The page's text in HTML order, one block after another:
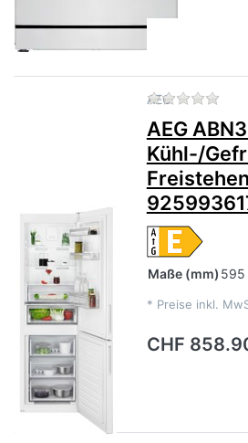
AEG Zu
AEG
Kühl-/
Maße (mm) 595
* Preise inkl.
CHF